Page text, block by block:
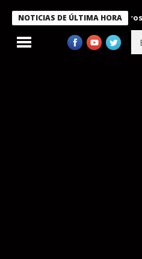
NOTICIAS DE ÚLTIMA HORA
condecora a miembros